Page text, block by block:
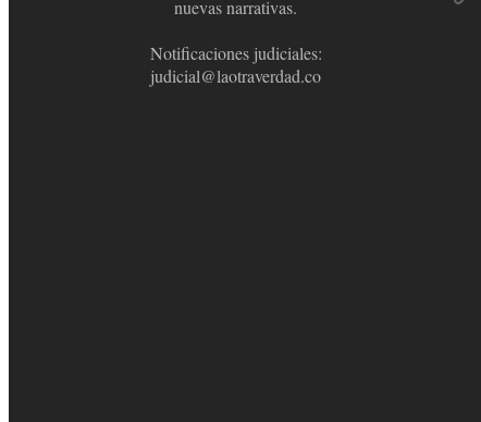
nuevas narrativas.
Notificaciones judiciales:
judicial@laotraverdad.co